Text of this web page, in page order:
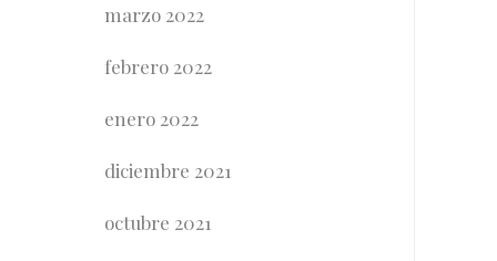
marzo 2022
febrero 2022
enero 2022
diciembre 2021
octubre 2021